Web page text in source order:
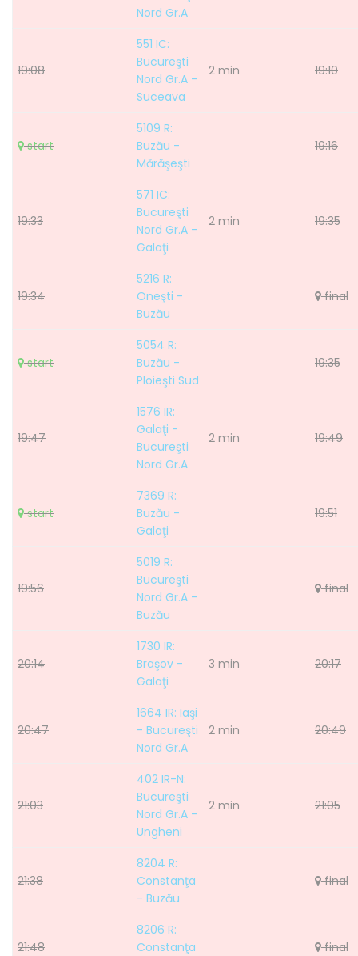
Nord Gr.A
19:08
551 IC:
Bucureşti
Nord Gr.A -
Suceava
2 min 19:10
start
5109 R:
Buzău -
Mărăşeşti
19:16
19:33
571 IC:
Bucureşti
Nord Gr.A -
Galaţi
2 min 19:35
19:34
5216 R:
Oneşti -
Buzău
final
start
5054 R:
Buzău -
Ploieşti Sud
19:35
19:47
1576 IR:
Galaţi -
Bucureşti
Nord Gr.A
2 min 19:49
start
7369 R:
Buzău -
Galaţi
19:51
19:56
5019 R:
Bucureşti
Nord Gr.A -
Buzău
final
20:14
1730 IR:
Braşov -
Galaţi
3 min 20:17
20:47
1664 IR: Iaşi
- Bucureşti
Nord Gr.A
2 min 20:49
21:03
402 IR-N:
Bucureşti
Nord Gr.A -
Ungheni
2 min 21:05
21:38
8204 R:
Constanţa
- Buzău
final
21:48
8206 R:
Constanţa
final